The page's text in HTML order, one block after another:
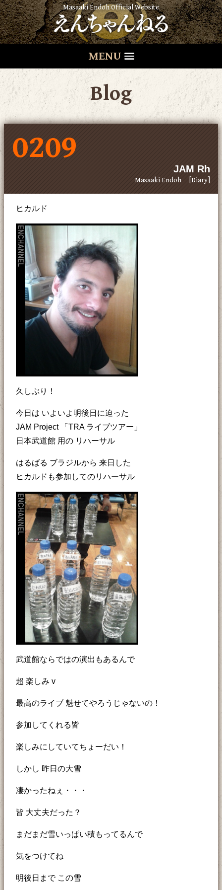
Masaaki Endoh Official Website
MENU
Blog
0209
JAM Rh
Masaaki Endoh [Diary]
ヒカルド
久しぶり！
今日は いよいよ明後日に迫った
JAM Project 「TRA ライブツアー」
日本武道館 用の リハーサル
はるばる ブラジルから 来日した
ヒカルドも参加してのリハーサル
武道館ならではの演出もあるんで
超 楽しみ v
最高のライブ 魅せてやろうじゃないの！
参加してくれる皆
楽しみにしていてちょーだい！
しかし 昨日の大雪
凄かったねぇ・・・
皆 大丈夫だった？
まだまだ雪いっぱい積もってるんで
気をつけてね
明後日まで この雪